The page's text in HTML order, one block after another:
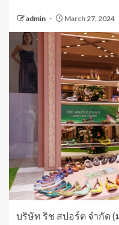
admin March 27, 2024
บริษัท ริช สปอร์ต จำกัด